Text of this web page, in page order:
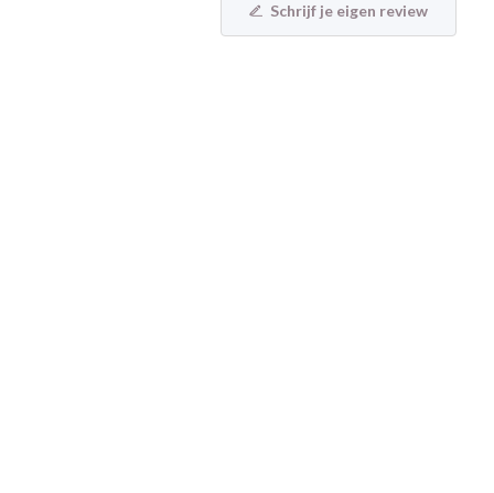
Schrijf je eigen review